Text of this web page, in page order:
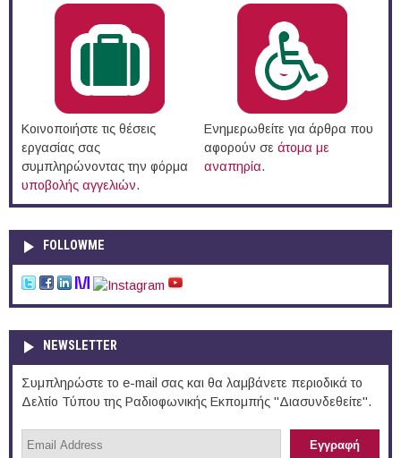
Κοινοποιήστε τις θέσεις
εργασίας σας
συμπληρώνοντας την φόρμα
υποβολής αγγελιών.
Ενημερωθείτε για άρθρα που
αφορούν σε άτομα με
αναπηρία.
FOLLOWME
NEWSLETTER
Συμπληρώστε το e-mail σας και θα λαμβάνετε περιοδικά το
Δελτίο Τύπου της Ραδιοφωνικής Εκπομπής "Διασυνδεθείτε".